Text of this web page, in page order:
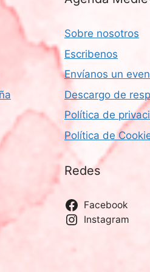
Sobre nosotros
Escribenos
Envíanos un
Descargo de
Política de
Política de
Redes
Facebook
Instagram